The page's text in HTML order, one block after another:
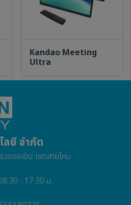
Kandao Meeting
Ultra
ลยี จำกัด
งออเงิน เขตสายไหม
- 17.30 น.